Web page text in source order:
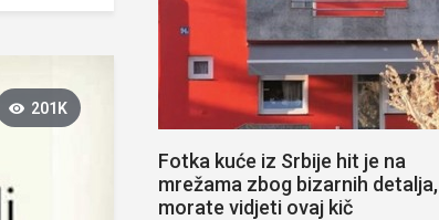
201K
Fotka kuće iz Srbije hit je na
mrežama zbog bizarnih detalja,
morate vidjeti ovaj kič